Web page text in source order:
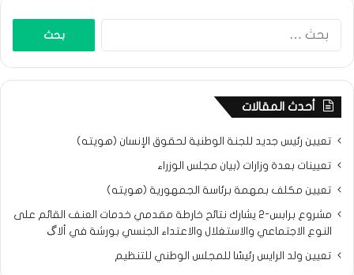
أحدث المقالات
تعيين رئيس جديد للجنة الوطنية لحقوق الإنسان (هويته)
تعيينات بعدة وزارات (بيان مجلس الوزراء
تعيين مكلف بمهمة برئاسة الجمهورية (هويته)
مشروع برابس-2 يشارك نتائح خارطة مقدمي خدمات العنف القائم على
النوع الاجتماعي والاستغلال والاعتداء الجنسي بورشة في ألاگ
تعيين ولد الرايس رئيسًا للمجلس الوطني للتنظيم